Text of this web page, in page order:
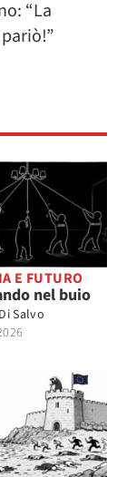
“La
E FUTURO
nel buio
Salvo